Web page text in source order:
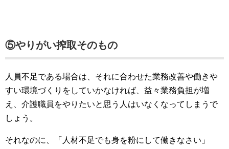
⑤やりがい搾取そのもの
人員不足である場合は、それに合わせた業務改善や働きや
すい環境づくりをしていかなければ、益々業務負担が増
え、介護職員をやりたいと思う人はいなくなってしまうで
しょう。
それなのに、「人材不足でも身を粉にして働きなさい」